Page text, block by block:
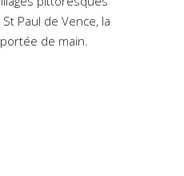
Paul de Vence, la
de main.